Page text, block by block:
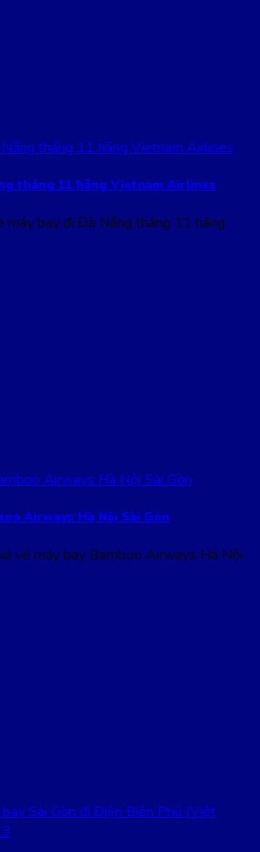
tháng 11 hãng Vietnam Airlines
máy bay đi Đà Nẵng tháng 11 hãng
Airways Hà Nội Sài Gòn
vé máy bay Bamboo Airways Hà Nội